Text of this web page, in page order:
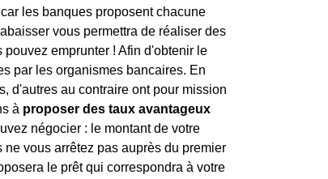
les banques proposent chacune
vous permettra de réaliser des
emprunter ! Afin d'obtenir le
par les organismes bancaires. En
d'autres au contraire ont pour mission
à proposer des taux avantageux
négocier : le montant de votre
vous arrêtez pas auprès du premier
le prêt qui correspondra à votre